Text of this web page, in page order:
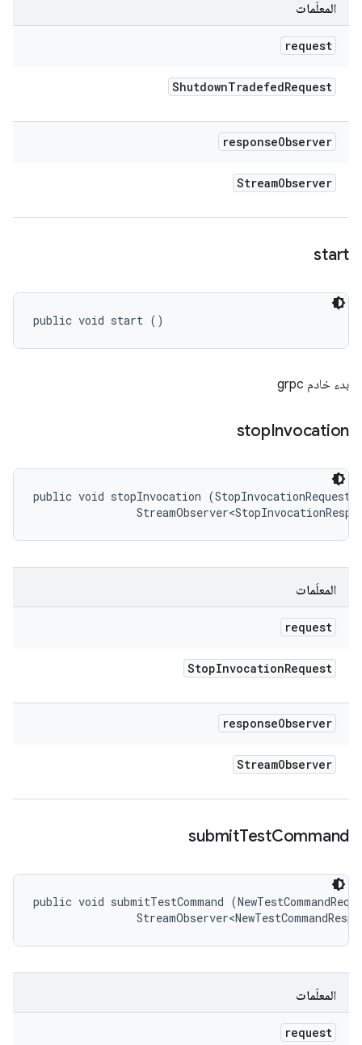
المعلَمات
request
ShutdownTradefedRequest
responseObserver
StreamObserver
start
public void start ()
بدء خادم grpc
stopInvocation
public void stopInvocation
المعلَمات
request
StopInvocationRequest
responseObserver
StreamObserver
submitTestCommand
public void submitTestCommand
المعلَمات
request